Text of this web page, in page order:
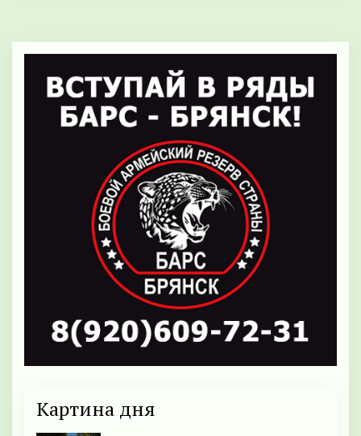
Картина дня